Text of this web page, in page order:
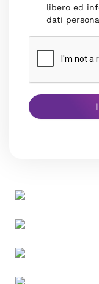
libero ed
dati